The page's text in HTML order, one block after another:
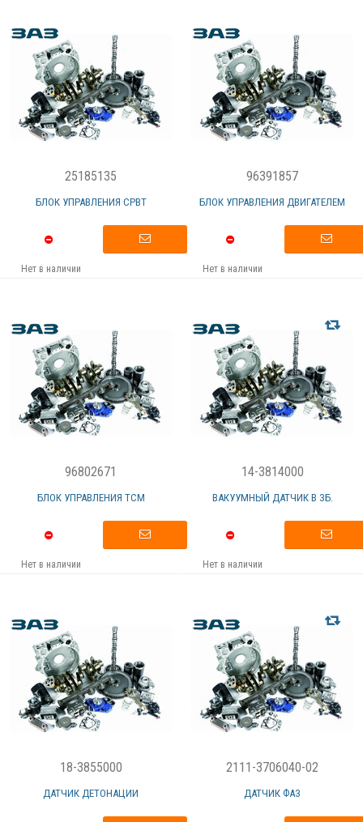
25185135
БЛОК УПРАВЛЕНИЯ СРВТ
Нет в наличии
96391857
БЛОК УПРАВЛЕНИЯ ДВИГАТЕЛЕМ
Нет в наличии
96802671
БЛОК УПРАВЛЕНИЯ ТСМ
Нет в наличии
14-3814000
ВАКУУМНЫЙ ДАТЧИК В ЗБ.
Нет в наличии
18-3855000
ДАТЧИК ДЕТОНАЦИИ
2111-3706040-02
ДАТЧИК ФАЗ